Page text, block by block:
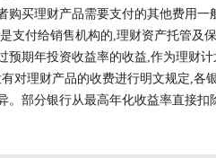
买理财产品需要支付的其他费用一
支付给销售机构的,理财资产托管及
预期年投资收益率的收益,作为理财计
理财产品的收费进行明文规定,各
。部分银行从最高年化收益率直接扣